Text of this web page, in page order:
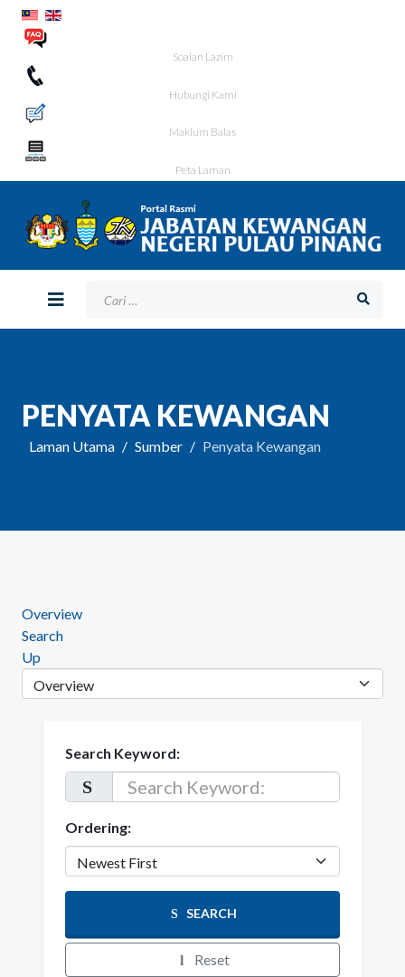
Soalan Lazim
Hubungi Kami
Maklum Balas
Peta Laman
PENYATA KEWANGAN
Laman Utama Sumber Penyata Kewangan
Overview
Search
Up
Search Keyword:
Ordering:
SEARCH
Reset